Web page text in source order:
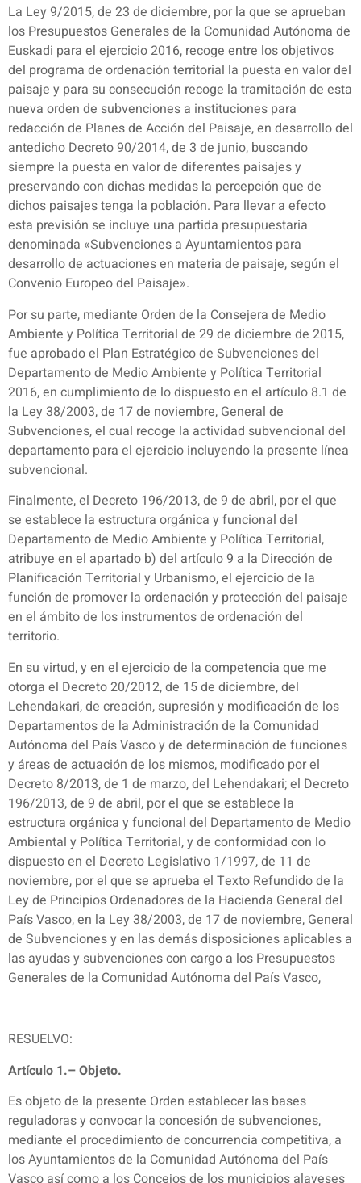
La Ley 9/2015, de 23 de diciembre, por la que se aprueban
los Presupuestos Generales de la Comunidad Autónoma de
Euskadi para el ejercicio 2016, recoge entre los objetivos
del programa de ordenación territorial la puesta en valor del
paisaje y para su consecución recoge la tramitación de esta
nueva orden de subvenciones a instituciones para
redacción de Planes de Acción del Paisaje, en desarrollo del
antedicho Decreto 90/2014, de 3 de junio, buscando
siempre la puesta en valor de diferentes paisajes y
preservando con dichas medidas la percepción que de
dichos paisajes tenga la población. Para llevar a efecto
esta previsión se incluye una partida presupuestaria
denominada «Subvenciones a Ayuntamientos para
desarrollo de actuaciones en materia de paisaje, según el
Convenio Europeo del Paisaje».
Por su parte, mediante Orden de la Consejera de Medio
Ambiente y Política Territorial de 29 de diciembre de 2015,
fue aprobado el Plan Estratégico de Subvenciones del
Departamento de Medio Ambiente y Política Territorial
2016, en cumplimiento de lo dispuesto en el artículo 8.1 de
la Ley 38/2003, de 17 de noviembre, General de
Subvenciones, el cual recoge la actividad subvencional del
departamento para el ejercicio incluyendo la presente línea
subvencional.
Finalmente, el Decreto 196/2013, de 9 de abril, por el que
se establece la estructura orgánica y funcional del
Departamento de Medio Ambiente y Política Territorial,
atribuye en el apartado b) del artículo 9 a la Dirección de
Planificación Territorial y Urbanismo, el ejercicio de la
función de promover la ordenación y protección del paisaje
en el ámbito de los instrumentos de ordenación del
territorio.
En su virtud, y en el ejercicio de la competencia que me
otorga el Decreto 20/2012, de 15 de diciembre, del
Lehendakari, de creación, supresión y modificación de los
Departamentos de la Administración de la Comunidad
Autónoma del País Vasco y de determinación de funciones
y áreas de actuación de los mismos, modificado por el
Decreto 8/2013, de 1 de marzo, del Lehendakari; el Decreto
196/2013, de 9 de abril, por el que se establece la
estructura orgánica y funcional del Departamento de Medio
Ambiental y Política Territorial, y de conformidad con lo
dispuesto en el Decreto Legislativo 1/1997, de 11 de
noviembre, por el que se aprueba el Texto Refundido de la
Ley de Principios Ordenadores de la Hacienda General del
País Vasco, en la Ley 38/2003, de 17 de noviembre, General
de Subvenciones y en las demás disposiciones aplicables a
las ayudas y subvenciones con cargo a los Presupuestos
Generales de la Comunidad Autónoma del País Vasco,
RESUELVO:
Artículo 1.– Objeto.
Es objeto de la presente Orden establecer las bases
reguladoras y convocar la concesión de subvenciones,
mediante el procedimiento de concurrencia competitiva, a
los Ayuntamientos de la Comunidad Autónoma del País
Vasco así como a los Concejos de los municipios alaveses